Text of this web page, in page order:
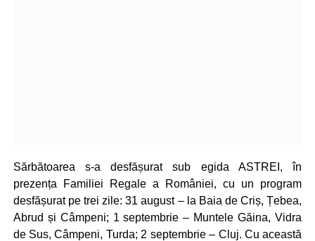
Sărbătoarea s-a desfășurat sub egida ASTREI, în
prezența Familiei Regale a României, cu un program
desfășurat pe trei zile: 31 august – la Baia de Criș, Țebea,
Abrud și Câmpeni; 1 septembrie – Muntele Găina, Vidra
de Sus, Câmpeni, Turda; 2 septembrie – Cluj. Cu această